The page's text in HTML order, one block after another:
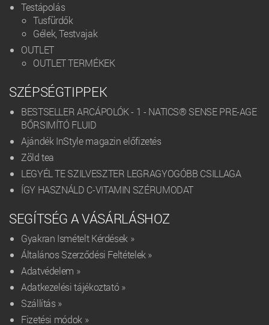
Testápolás
Tusfürdők
Gélek, Testvajak
OUTLET
OUTLET TERMÉKEK
SZÉPSÉGTIPPEK
BESTSELLER ARCÁPOLÓK - 1 - NATICS® SENSE PRE-AGE
BŐRSIMÍTÓ FLUID
Ajándék InStyle magazin előfizetés
Zöld tea
LEGYÉL TE SZILVESZTER LEGRAGYOGÓBB CSILLAGA
ÍGY HASZNÁLD C-VITAMIN SZÉRUMODAT
SEGÍTSÉG A VÁSÁRLÁSHOZ
Gyakran Ismételt Kérdések »
Általános Szerződési Feltételek »
Adatvédelem »
Adatkezelési tájékoztató »
Szállítás »
Fizetési módok »